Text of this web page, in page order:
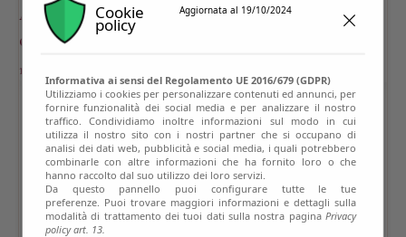
Cookie
policy
Aggiornata al 19/10/2024
Informativa ai sensi del Regolamento UE 2016/679 (GDPR)
Utilizziamo i cookies per personalizzare contenuti ed annunci, per
fornire funzionalità dei social media e per analizzare il nostro
traffico. Condividiamo inoltre informazioni sul modo in cui
utilizza il nostro sito con i nostri partner che si occupano di
analisi dei dati web, pubblicità e social media, i quali potrebbero
combinarle con altre informazioni che ha fornito loro o che
hanno raccolto dal suo utilizzo dei loro servizi.
Da questo pannello puoi configurare tutte le tue
preferenze. Puoi trovare maggiori informazioni e dettagli sulla
modalità di trattamento dei tuoi dati sulla nostra paginaPrivacy
policy art. 13.